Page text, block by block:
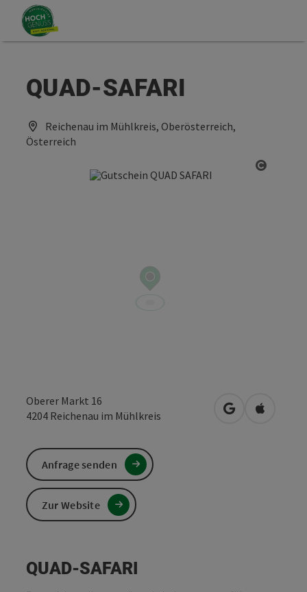
Zum Inhalt
Zum Seitenanfang
QUAD-SAFARI
Reichenau im Mühlkreis, Oberösterreich,
Österreich
Oberer Markt 16
4204 Reichenau im Mühlkreis in Googlein Apple
QUAD-SAFARI
Anfrage senden
Zur Website